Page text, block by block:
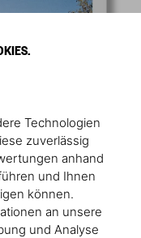
Technologien
zuverlässig
anhand
und Ihnen
können.
an unsere
und Analyse